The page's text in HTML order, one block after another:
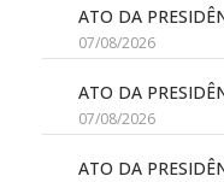
ATO DA
07/08/2026
ATO DA
07/08/2026
ATO DA